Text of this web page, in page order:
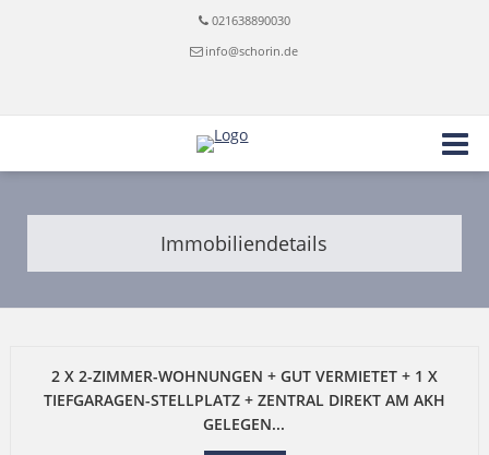
021638890030
info@schorin.de
Immobiliendetails
2 X 2-ZIMMER-WOHNUNGEN + GUT VERMIETET + 1 X
TIEFGARAGEN-STELLPLATZ + ZENTRAL DIREKT AM AKH
GELEGEN...